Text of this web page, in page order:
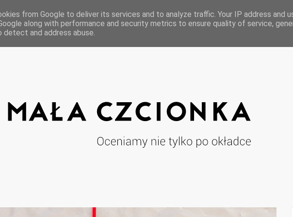
from Google to deliver its services and to analyze traffic. Your IP address and
along with performance and security metrics to ensure quality of service,
and address abuse.